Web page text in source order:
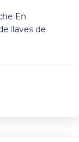
En
llaves de